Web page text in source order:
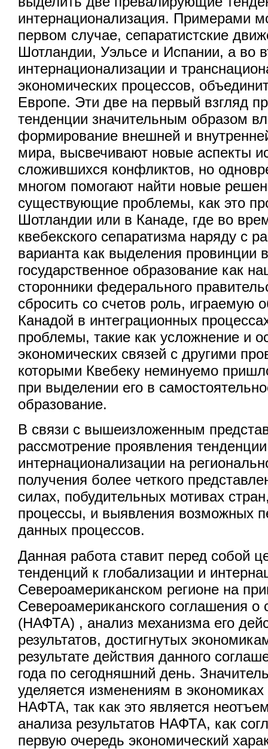
интернационализация. Примерами
первом случае, сепаратистские
Шотландии, Уэльсе и Испании, а во
интернационализации и
экономических процессов,
Европе. Эти две на первый взгляд
тенденции значительным образом
формирование внешней и
мира, высвечивают новые аспекты
сложившихся конфликтов, но
многом помогают найти новые
существующие проблемы, как это
Шотландии или в Канаде, где во
квебекского сепаратизма наряду с
варианта как выделения провинции
государственное образование как
сторонники федерального
сбросить со счетов роль, играемую
Канадой в интеграционных
проблемы, такие как усложнение и
экономических связей с другими
которыми Квебеку неминуемо
при выделении его в
образование.
В связи с вышеизложенным
рассмотрение проявления
интернационализации на
получения более четкого
силах, побудительных мотивах
процессы, и выявления возможных
данных процессов.
Данная работа ставит перед собой
тенденций к глобализации и
Североамериканском регионе на
Североамериканского соглашения о
(НАФТА) , анализ механизма его
результатов, достигнутых
результате действия данного
года по сегодняшний день.
уделяется изменениям в экономиках
НАФТА, так как это является
анализа результатов НАФТА, как
первую очередь экономический